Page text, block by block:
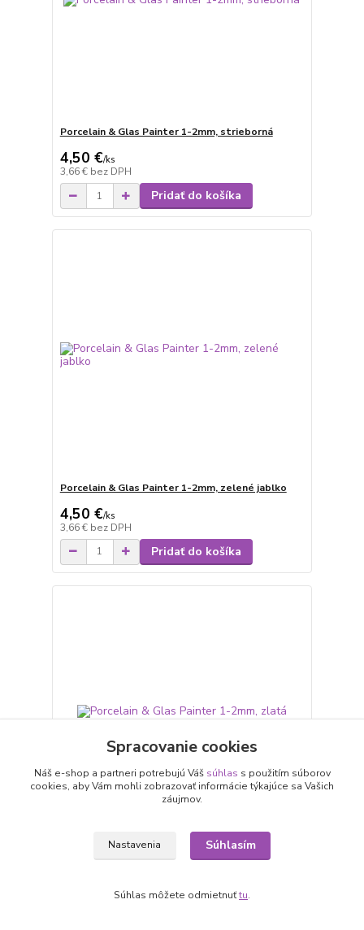
Porcelain & Glas Painter 1-2mm, strieborná
4,50 €/ks
3,66 € bez DPH
Pridať do košíka
Porcelain & Glas Painter 1-2mm, zelené jablko
4,50 €/ks
3,66 € bez DPH
Pridať do košíka
Porcelain & Glas Painter 1-2mm, zlatá
Spracovanie cookies
Náš e-shop a partneri potrebujú Váš súhlas s použitím súborov
cookies, aby Vám mohli zobrazovať informácie týkajúce sa Vašich
záujmov.
Nastavenia Súhlasím
Súhlas môžete odmietnuťtu.